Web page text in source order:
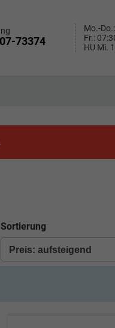
73374
Mo.-
Fr.:
HU Mi.
Sortierung